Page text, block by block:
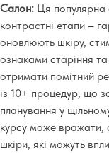
Салон: Ця популярна
контрастні етапи –
оновлюють шкіру,
ознаками старіння
отримати помітний
із 10+ процедур, що
планування у
курсу може вражати,
шкіри, які можуть